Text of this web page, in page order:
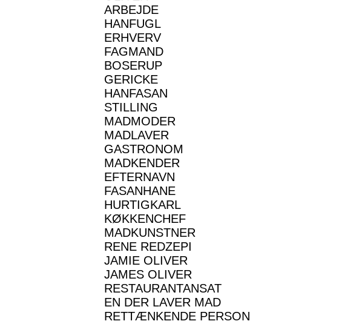
ARBEJDE
HANFUGL
ERHVERV
FAGMAND
BOSERUP
GERICKE
HANFASAN
STILLING
MADMODER
MADLAVER
GASTRONOM
MADKENDER
EFTERNAVN
FASANHANE
HURTIGKARL
KØKKENCHEF
MADKUNSTNER
RENE REDZEPI
JAMIE OLIVER
JAMES OLIVER
RESTAURANTANSAT
EN DER LAVER MAD
RETTÆNKENDE PERSON